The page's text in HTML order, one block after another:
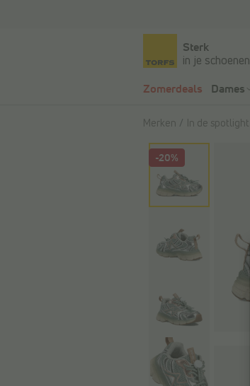
Sterk
in je schoenen
Zomerdeals Dames
Merken In de spotlight
-20%